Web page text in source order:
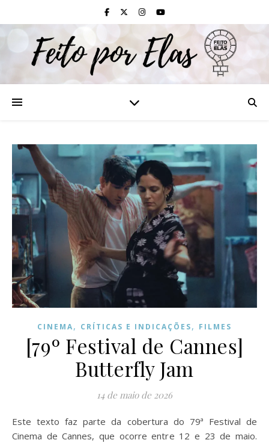
CINEMA, CRÍTICAS E INDICAÇÕES, FILMES
[79º Festival de Cannes]
Butterfly Jam
14 de maio de 2026
Este texto faz parte da cobertura do 79ª Festival de
Cinema de Cannes, que ocorre entre 12 e 23 de maio.